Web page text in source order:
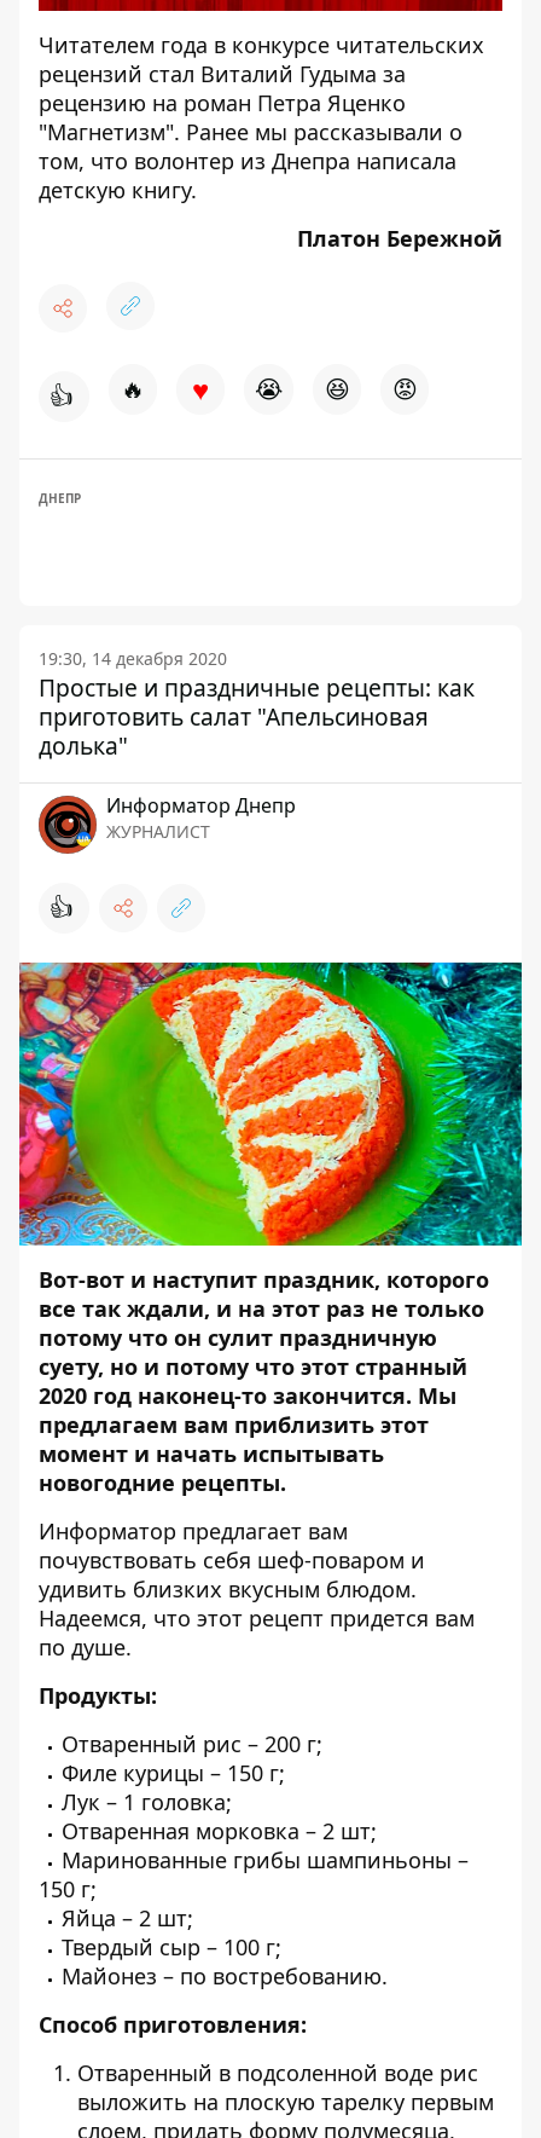
Читателем года в конкурсе читательских
рецензий стал Виталий Гудыма за
рецензию на роман Петра Яценко
"Магнетизм". Ранее мы рассказывали о
том, что волонтер из Днепра написала
детскую книгу.
Платон Бережной
👍 🔥 ♥ 😭 😆 😡
ДНЕПР
19:30, 14 декабря 2020
Простые и праздничные рецепты: как
приготовить салат "Апельсиновая
долька"
Информатор Днепр
ЖУРНАЛИСТ
👍
Вот-вот и наступит праздник, которого
все так ждали, и на этот раз не только
потому что он сулит праздничную
суету, но и потому что этот странный
2020 год наконец-то закончится. Мы
предлагаем вам приблизить этот
момент и начать испытывать
новогодние рецепты.
Информатор предлагает вам
почувствовать себя шеф-поваром и
удивить близких вкусным блюдом.
Надеемся, что этот рецепт придется вам
по душе.
Продукты:
Отваренный рис – 200 г;
Филе курицы – 150 г;
Лук – 1 головка;
Отваренная морковка – 2 шт;
Маринованные грибы шампиньоны –
150 г;
Яйца – 2 шт;
Твердый сыр – 100 г;
Майонез – по востребованию.
Способ приготовления:
Отваренный в подсоленной воде рис
выложить на плоскую тарелку первым
слоем, придать форму полумесяца,